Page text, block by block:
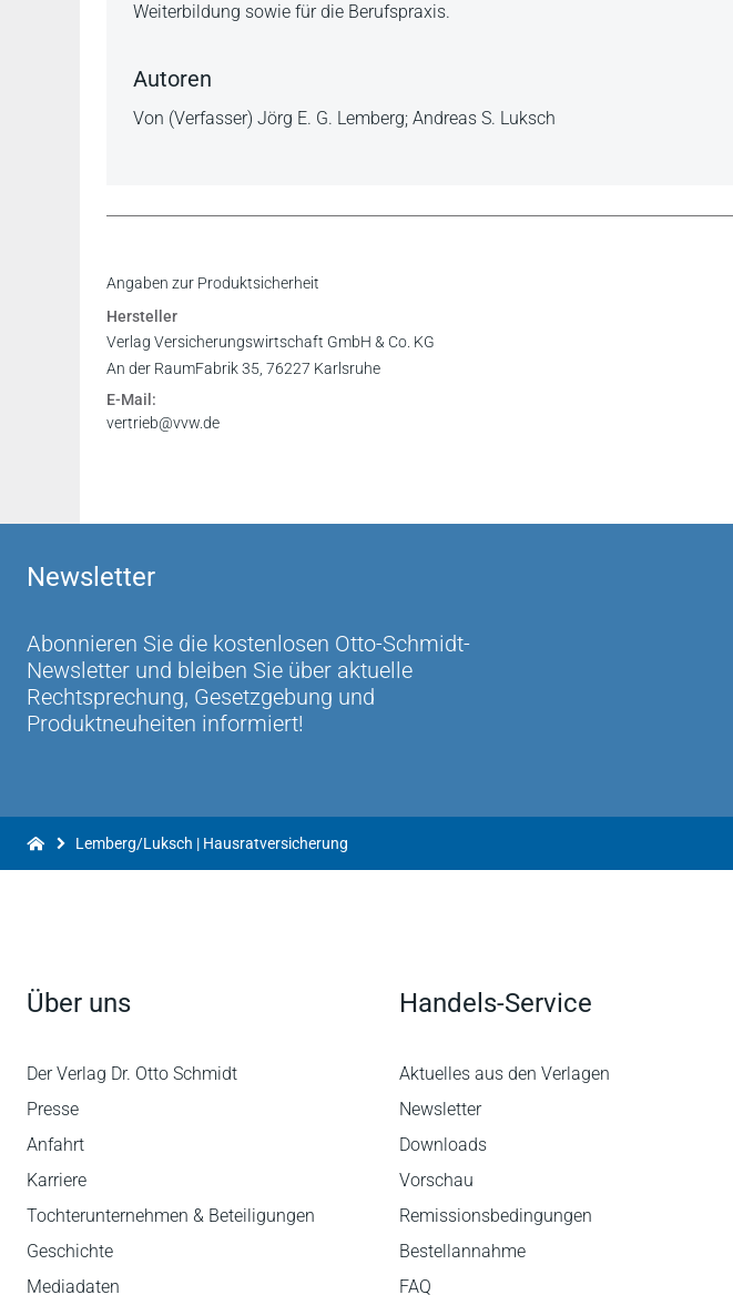
Weiterbildung sowie für die Berufspraxis.
Autoren
Von (Verfasser) Jörg E. G. Lemberg; Andreas S. Luksch
Angaben zur Produktsicherheit
Hersteller
Verlag Versicherungswirtschaft GmbH & Co. KG
An der RaumFabrik 35, 76227 Karlsruhe
E-Mail:
vertrieb@vvw.de
Newsletter
Abonnieren Sie die kostenlosen Otto-Schmidt-
Newsletter und bleiben Sie über aktuelle
Rechtsprechung, Gesetzgebung und
Produktneuheiten informiert!
Lemberg/Luksch | Hausratversicherung
Über uns
Der Verlag Dr. Otto Schmidt
Presse
Anfahrt
Karriere
Tochterunternehmen & Beteiligungen
Geschichte
Mediadaten
Handels-Service
Aktuelles aus den Verlagen
Newsletter
Downloads
Vorschau
Remissionsbedingungen
Bestellannahme
FAQ